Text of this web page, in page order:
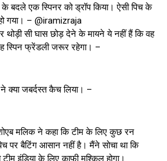
बदले एक स्पिनर को ड्रॉप किया। ऐसी पिच के
गया। – @iramizraja
थोड़ी सी घास छोड़ देने के मायने ये नहीं हैं कि वह
स्पिन फ्रेंडली जरूर रहेगा। –
क्या जबर्दस्त कैच लिया। –
मलिक ने कहा कि टीम के लिए कुछ रन
पर बैटिंग आसान नहीं है। मैंने सोचा था कि
इंडिया के लिए काफी मुश्किल होगा।